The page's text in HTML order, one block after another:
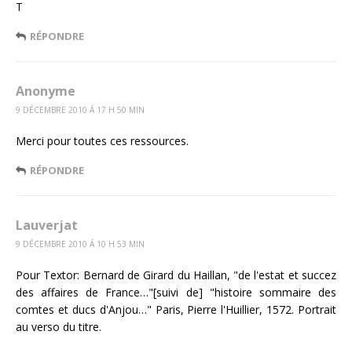
T
RÉPONDRE
Anonyme
9 DÉCEMBRE 2010 Á 17 H 50 MIN
Merci pour toutes ces ressources.
RÉPONDRE
Lauverjat
9 DÉCEMBRE 2010 Á 10 H 53 MIN
Pour Textor: Bernard de Girard du Haillan, "de l'estat et succez
des affaires de France…"[suivi de] "histoire sommaire des
comtes et ducs d'Anjou…" Paris, Pierre l'Huillier, 1572. Portrait
au verso du titre.